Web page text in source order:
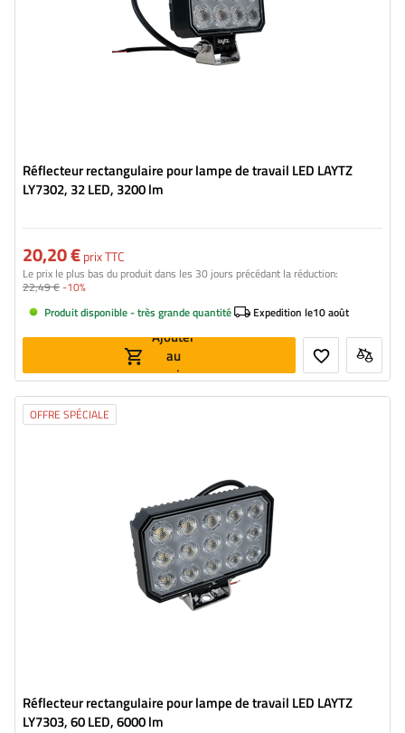
Réflecteur rectangulaire pour lampe de travail LED LAYTZ
LY7302, 32 LED, 3200 lm
20,20 €prix TTC
Le prix le plus bas du produit dans les 30 jours précédant la réduction:
22,49 €-10%
Produit disponible - très grande quantité
Expedition le10 août
Ajouter
au
panier
OFFRE SPÉCIALE
Réflecteur rectangulaire pour lampe de travail LED LAYTZ
LY7303, 60 LED, 6000 lm
Flux lumineux:
5700 K